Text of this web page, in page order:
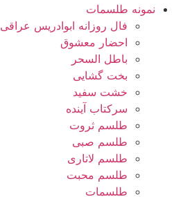
نمونه طلسمات
فال روزانه ابوادریس عراقی
احضار معشوق
باطل السحر
بخت گشایی
خشت سفید
سرکتاب آینده
طلسم ثروت
طلسم صبی
طلسم لاتاری
طلسم محبت
طلسمات